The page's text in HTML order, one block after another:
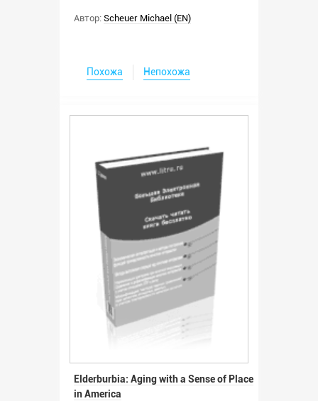
Автор: Scheuer Michael (EN)
Похожа Непохожа
Elderburbia: Aging with a Sense of Place
in America